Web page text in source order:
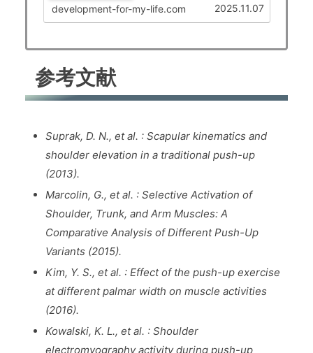
年では、筋肥大を目的としたレジスタンス
トレーニング（筋トレ）に関する研究が進
development-for-my-life.com 2025.11.07
参考文献
Suprak, D. N., et al. : Scapular kinematics and
shoulder elevation in a traditional push-up
(2013).
Marcolin, G., et al. : Selective Activation of
Shoulder, Trunk, and Arm Muscles: A
Comparative Analysis of Different Push-Up
Variants (2015).
Kim, Y. S., et al. : Effect of the push-up exercise
at different palmar width on muscle activities
(2016).
Kowalski, K. L., et al. : Shoulder
electromyography activity during push-up